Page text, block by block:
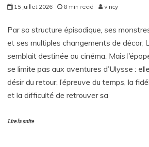
15 juillet 2026 8 min read vincy
Par sa structure épisodique, ses
et ses multiples changements de décor,
semblait destinée au cinéma. Mais
se limite pas aux aventures d’Ulysse :
désir du retour, l’épreuve du temps, la
et la difficulté de retrouver sa
Lire la suite